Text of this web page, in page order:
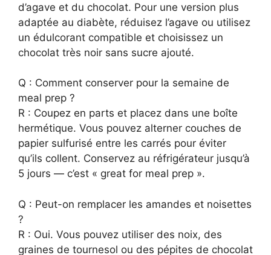
d’agave et du chocolat. Pour une version plus
adaptée au diabète, réduisez l’agave ou utilisez
un édulcorant compatible et choisissez un
chocolat très noir sans sucre ajouté.
Q : Comment conserver pour la semaine de
meal prep ?
R : Coupez en parts et placez dans une boîte
hermétique. Vous pouvez alterner couches de
papier sulfurisé entre les carrés pour éviter
qu’ils collent. Conservez au réfrigérateur jusqu’à
5 jours — c’est « great for meal prep ».
Q : Peut-on remplacer les amandes et noisettes
?
R : Oui. Vous pouvez utiliser des noix, des
graines de tournesol ou des pépites de chocolat